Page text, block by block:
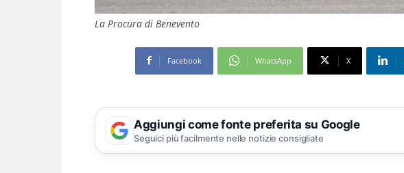
La Procura di Benevento
Facebook WhatsApp X
Aggiungi come fonte preferita su Google
Seguici più facilmente nelle notizie consigliate